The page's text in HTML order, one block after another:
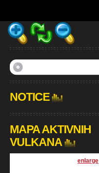
NOTICE
MAPA AKTIVNIH
VULKANA
[enlarge